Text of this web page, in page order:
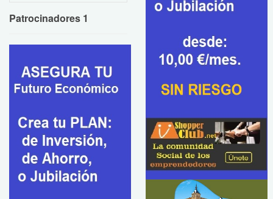
Patrocinadores 1